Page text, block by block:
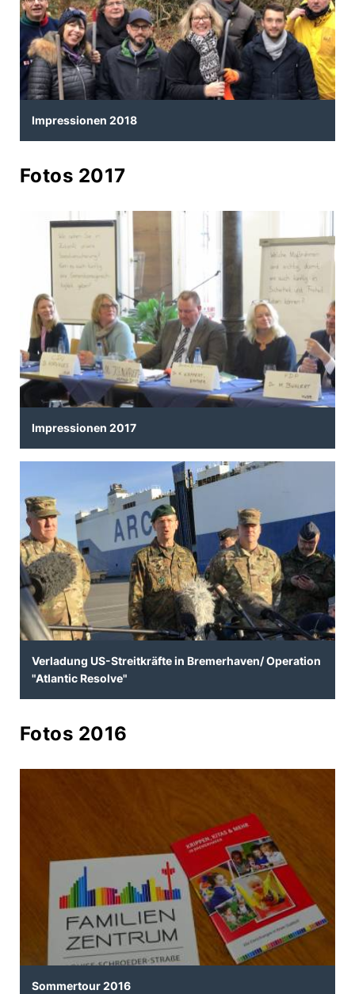
Impressionen 2018
Fotos 2017
Impressionen 2017
Verladung US-Streitkräfte in Bremerhaven/ Operation
"Atlantic Resolve"
Fotos 2016
Sommertour 2016